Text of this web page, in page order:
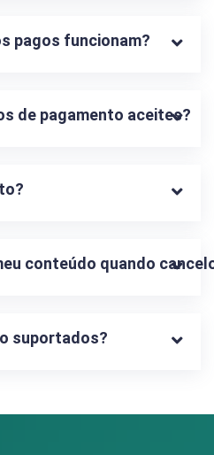
pagos funcionam?
de pagamento aceites?
conteúdo quando
suportados?